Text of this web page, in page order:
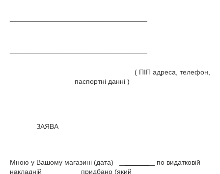
( ПІП адреса, телефон,
паспортні данні )
ЗАЯВА
Мною у Вашому магазині (дата)
по видатковій
накладній
придбано (який